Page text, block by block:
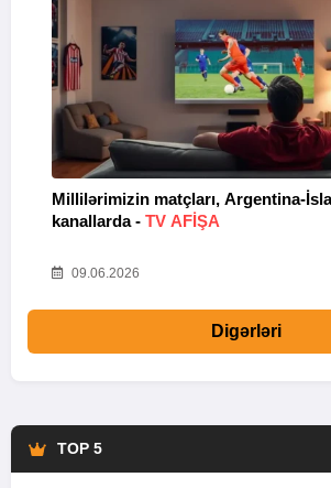
Millilərimizin matçları, Argentina-
kanallarda - TV AFİŞA
09.06.2026
Digərləri
TOP 5